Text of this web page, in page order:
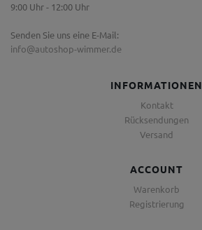
9:00 Uhr - 12:00 Uhr
Senden Sie uns eine E-Mail:
info@autoshop-wimmer.de
INFORMATIONEN
Kontakt
Rücksendungen
Versand
ACCOUNT
Warenkorb
Registrierung